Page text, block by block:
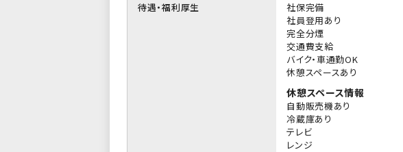
待遇・福利厚生
社保完備
社員登用あり
完全分煙
交通費支給
バイク・車通勤OK
休憩スペースあり
休憩スペース情報
自動販売機あり
冷蔵庫あり
テレビ
レンジ